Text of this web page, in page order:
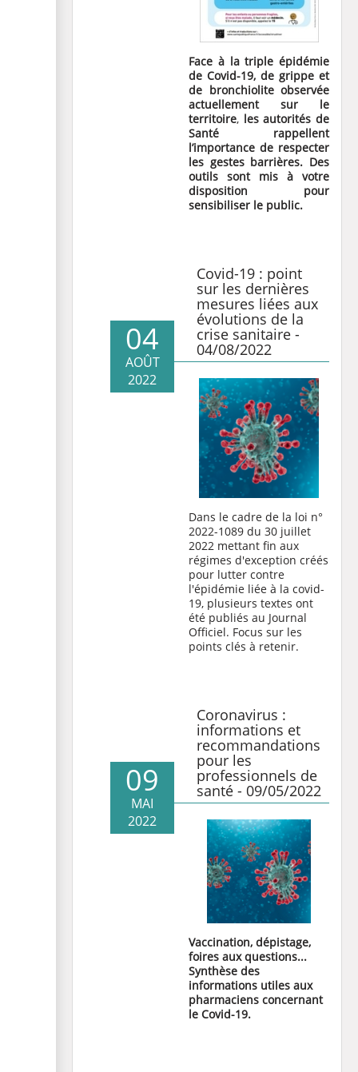
Face à la triple épidémie
de Covid-19, de grippe et
de bronchiolite observée
actuellement sur le
territoire, les autorités de
Santé rappellent
l’importance de respecter
les gestes barrières. Des
outils sont mis à votre
disposition pour
sensibiliser le public.
Covid-19 : point
sur les dernières
mesures liées aux
évolutions de la
crise sanitaire -
04/08/2022
04
AOÛT
2022
Dans le cadre de la loi n°
2022-1089 du 30 juillet
2022 mettant fin aux
régimes d'exception créés
pour lutter contre
l'épidémie liée à la covid-
19, plusieurs textes ont
été publiés au Journal
Officiel. Focus sur les
points clés à retenir.
Coronavirus :
informations et
recommandations
pour les
professionnels de
santé - 09/05/2022
09
MAI
2022
Vaccination, dépistage,
foires aux questions...
Synthèse des
informations utiles aux
pharmaciens concernant
le Covid-19.